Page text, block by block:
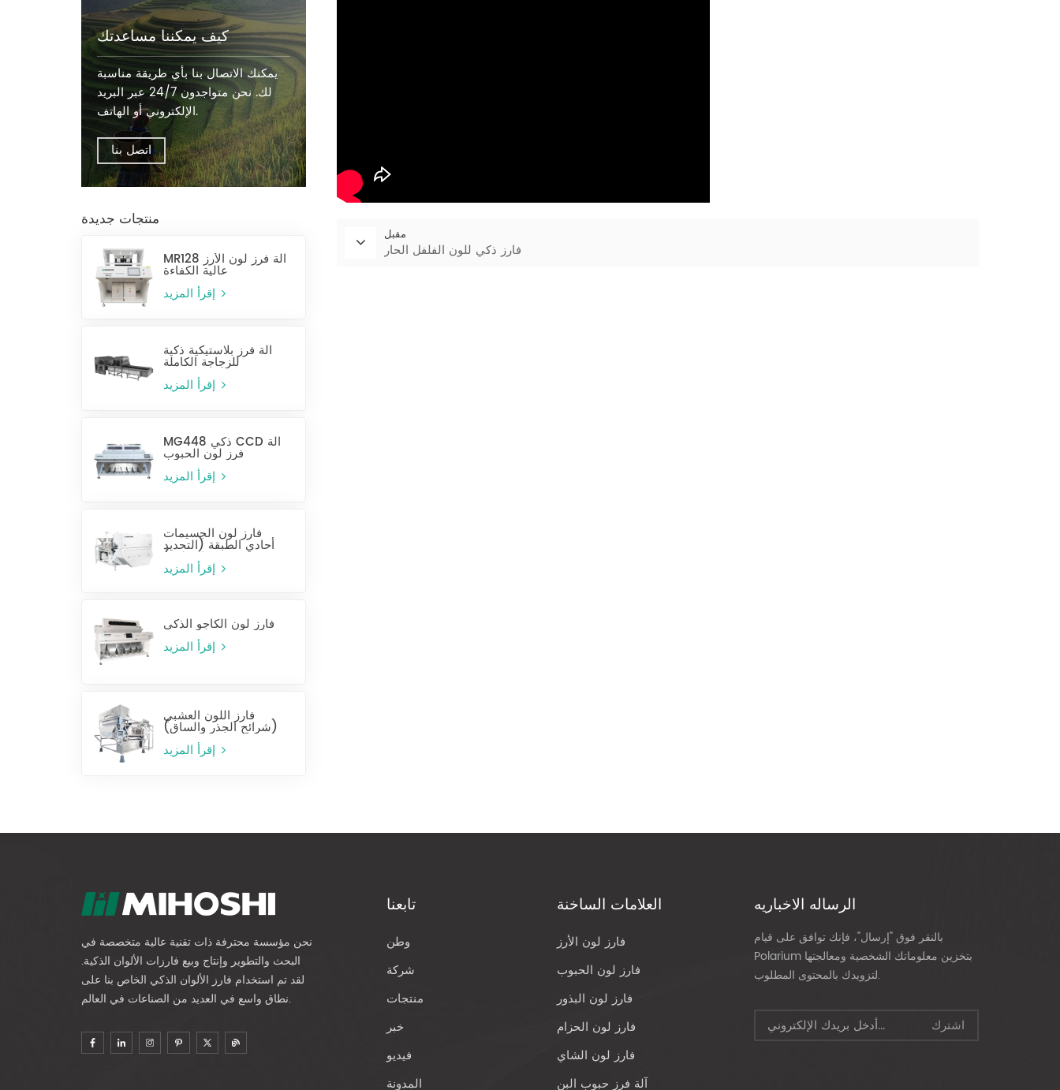
كيف يمكننا مساعدتك
يمكنك الاتصال بنا بأي طريقة مناسبة
لك. نحن متواجدون 24/7 عبر البريد
الإلكتروني أو الهاتف.
اتصل بنا
منتجات جديدة
MR128 آلة فرز لون الأرز
عالية الكفاءة
إقرأ المزيد
آلة فرز بلاستيكية ذكية
للزجاجة الكاملة
إقرأ المزيد
MG448 ذكي CCD آلة
فرز لون الحبوب
إقرأ المزيد
فارز لون الجسيمات
أحادي الطبقة (التحديد
الرطب)
إقرأ المزيد
فارز لون الكاجو الذكي
إقرأ المزيد
فارز اللون العشبي
(شرائح الجذر والساق)
إقرأ المزيد
مقبل
فارز ذكي للون الفلفل الحار
نحن مؤسسة محترفة ذات تقنية عالية متخصصة في
البحث والتطوير وإنتاج وبيع فارزات الألوان الذكية.
لقد تم استخدام فارز الألوان الذكي الخاص بنا على
نطاق واسع في العديد من الصناعات في العالم.
تابعنا
وطن
شركة
منتجات
خبر
فيديو
المدونة
العلامات الساخنة
فارز لون الأرز
فارز لون الحبوب
فارز لون البذور
فارز لون الحزام
فارز لون الشاي
آلة فرز حبوب البن
الرساله الاخباريه
بالنقر فوق "إرسال"، فإنك توافق على قيام
Polarium بتخزين معلوماتك الشخصية ومعالجتها
لتزويدك بالمحتوى المطلوب.